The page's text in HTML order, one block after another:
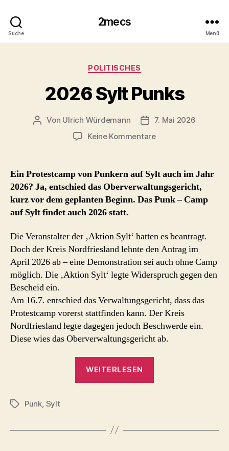
Suche
2mecs
Menü
Kategorien
POLITISCHES
2026 Sylt Punks
Beitragsautor
Von Ulrich Würdemann Beitragsdatum
7. Mai 2026
Keine Kommentarezu
Punks
Ein Protestcamp von Punkern auf Sylt auch im Jahr
2026? Ja, entschied das Oberverwaltungsgericht,
kurz vor dem geplanten Beginn. Das Punk – Camp
auf Sylt findet auch 2026 statt.
Die Veranstalter der ‚Aktion Sylt‘ hatten es beantragt.
Doch der Kreis Nordfriesland lehnte den Antrag im
April 2026 ab – eine Demonstration sei auch ohne Camp
möglich. Die ‚Aktion Sylt‘ legte Widerspruch gegen den
Bescheid ein.
Am 16.7. entschied das Verwaltungsgericht, dass das
Protestcamp vorerst stattfinden kann. Der Kreis
Nordfriesland legte dagegen jedoch Beschwerde ein.
Diese wies das Oberverwaltungsgericht ab.
WEITERLESEN
Schlagwörter
Punk Sylt